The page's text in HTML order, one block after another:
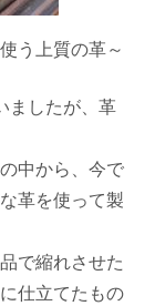
う上質の革～
ましたが、革
中から、今で
革を使って製
で縮れさせた
仕立てたもの